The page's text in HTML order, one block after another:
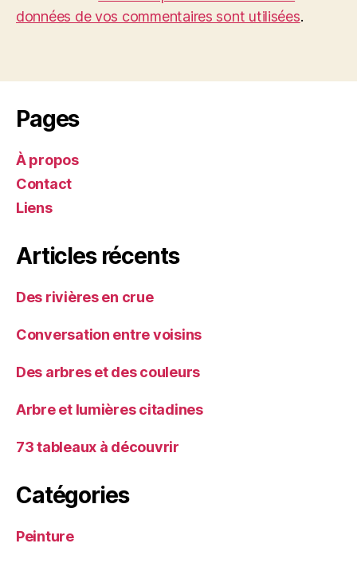
données de vos commentaires sont utilisées.
Pages
À propos
Contact
Liens
Articles récents
Des rivières en crue
Conversation entre voisins
Des arbres et des couleurs
Arbre et lumières citadines
73 tableaux à découvrir
Catégories
Peinture